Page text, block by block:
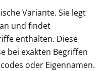
Variante. Sie legt
und findet
enthalten. Diese
bei exakten Begriffen
oder Eigennamen.